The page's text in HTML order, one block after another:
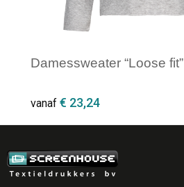
Damessweater “Loose fit”
vanaf € 23,24
Minimale afname: 1